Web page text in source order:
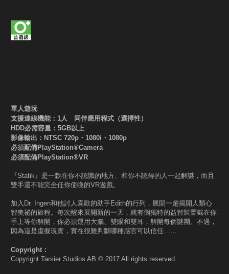
單人遊玩
支援連線機能：1人 同伴應用程式（選擇性）
HDD必需容量：5GB以上
影像輸出：NTSC 720p・1080i・1080p
必須配備PlayStation®Camera
必須配備PlayStation®VR
『Statik』是一款在你不認識的地方、和你不認得的人一起解謎，而且
雙手還不能完全任你使喚的VR遊戲。
加入Dr. Ingen和他討人喜歡的助手Edith的行列，展開一趟揭開人類心
智奧祕的旅程。每次醒來展開新的一天，就有個獨特的益智裝置戴在你
手上等你解開，你必須運用大腦、雙眼和雙耳，解開每個謎團。不過，
因為這是虛擬現實，實在很難判斷哪種感官可以信任……
Copyright：
Copyright Tarsier Studios AB © 2017 All rights reserved